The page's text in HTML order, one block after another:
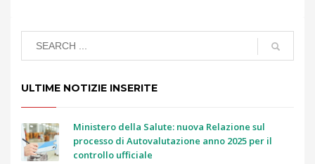
ULTIME NOTIZIE INSERITE
Ministero della Salute: nuova Relazione sul
processo di Autovalutazione anno 2025 per il
controllo ufficiale